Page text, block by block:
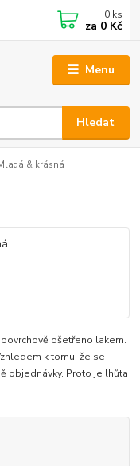
Menu
Hledat
0 ks
za 0 Kč
& krásná
ošetřeno lakem.
k tomu, že se
objednávky. Proto je lhůta